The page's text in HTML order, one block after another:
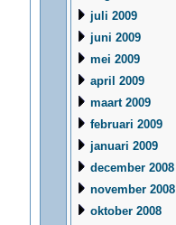
juli 2009
juni 2009
mei 2009
april 2009
maart 2009
februari 2009
januari 2009
december 2008
november 2008
oktober 2008